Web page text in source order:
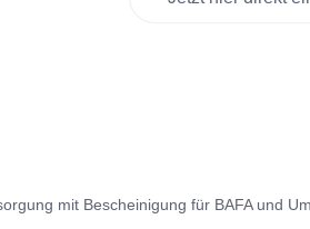
mit Bescheinigung für BAFA und